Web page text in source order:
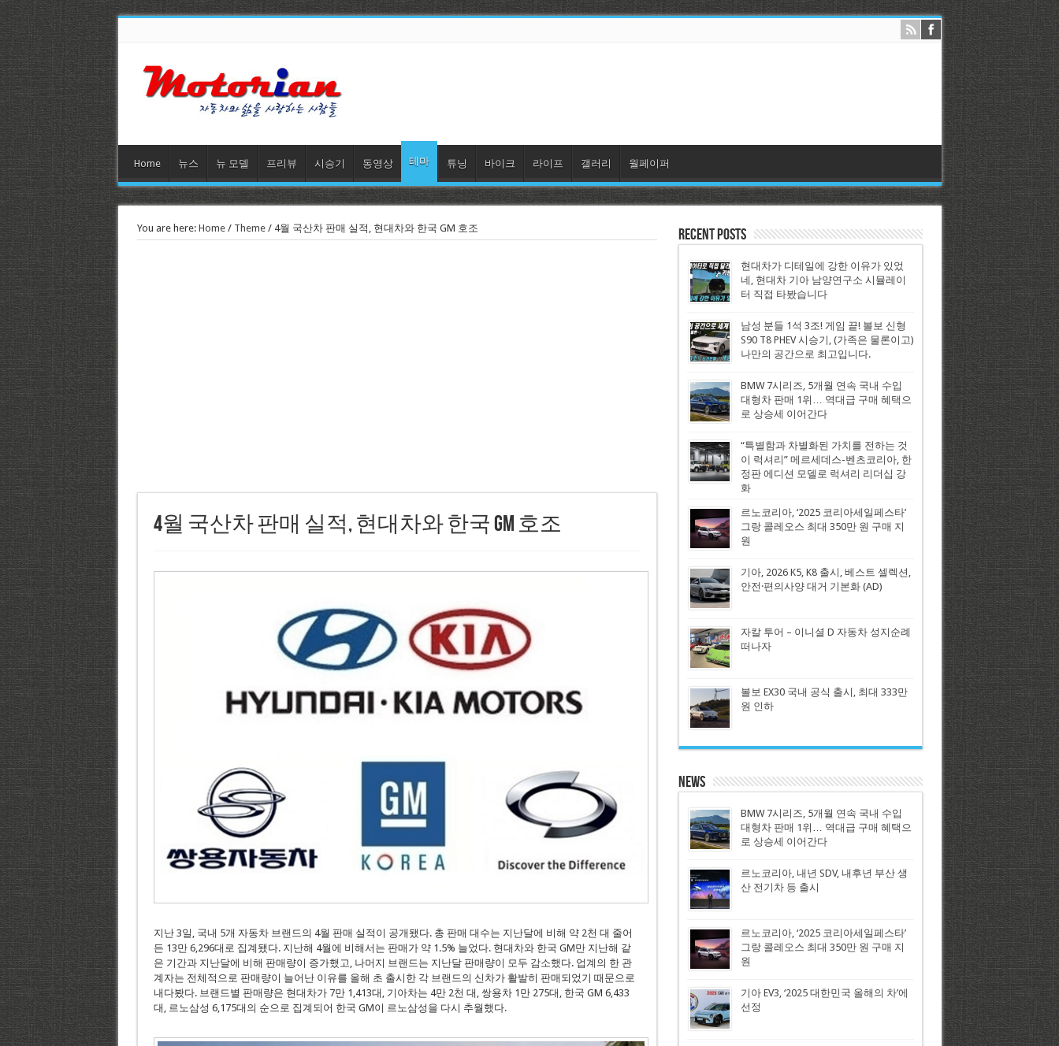
Home 뉴스 뉴 모델 프리뷰 시승기 동영상 테마 튜닝 바이크 라이프 갤러리 월페이퍼
You are here: Home/ Theme/ 4월 국산차 판매 실적, 현대차와 한국 GM 호조
4월 국산차 판매 실적, 현대차와 한국 GM 호조
지난 3일, 국내 5개 자동차 브랜드의 4월 판매 실적이 공개됐다. 총 판매 대수는 지난달에 비해 약 2천 대 줄어
든 13만 6,296대로 집계됐다. 지난해 4월에 비해서는 판매가 약 1.5% 늘었다. 현대차와 한국 GM만 지난해 같
은 기간과 지난달에 비해 판매량이 증가했고, 나머지 브랜드는 지난달 판매량이 모두 감소했다. 업계의 한 관
계자는 전체적으로 판매량이 늘어난 이유를 올해 초 출시한 각 브랜드의 신차가 활발히 판매되었기 때문으로
내다봤다. 브랜드별 판매량은 현대차가 7만 1,413대, 기아차는 4만 2천 대, 쌍용차 1만 275대, 한국 GM 6,433
대, 르노삼성 6,175대의 순으로 집계되어 한국 GM이 르노삼성을 다시 추월했다.
Recent Posts
현대차가 디테일에 강한 이유가 있었
네, 현대차 기아 남양연구소 시뮬레이
터 직접 타봤습니다
남성 분들 1석 3조! 게임 끝! 볼보 신형
S90 T8 PHEV 시승기, (가족은 물론이고)
나만의 공간으로 최고입니다.
BMW 7시리즈, 5개월 연속 국내 수입
대형차 판매 1위… 역대급 구매 혜택으
로 상승세 이어간다
“특별함과 차별화된 가치를 전하는 것
이 럭셔리” 메르세데스-벤츠코리아, 한
정판 에디션 모델로 럭셔리 리더십 강
화
르노코리아, ‘2025 코리아세일페스타’
그랑 콜레오스 최대 350만 원 구매 지
원
기아, 2026 K5, K8 출시, 베스트 셀렉션,
안전·편의사양 대거 기본화 (AD)
자칼 투어 – 이니셜 D 자동차 성지순례
떠나자
볼보 EX30 국내 공식 출시, 최대 333만
원 인하
News
BMW 7시리즈, 5개월 연속 국내 수입
대형차 판매 1위… 역대급 구매 혜택으
로 상승세 이어간다
르노코리아, 내년 SDV, 내후년 부산 생
산 전기차 등 출시
르노코리아, ‘2025 코리아세일페스타’
그랑 콜레오스 최대 350만 원 구매 지
원
기아 EV3, ‘2025 대한민국 올해의 차’에
선정